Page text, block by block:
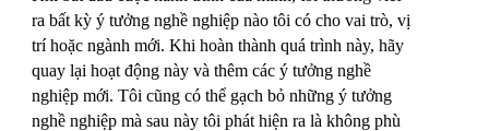
ra bất kỳ ý tưởng nghề nghiệp nào tôi có cho vai trò, vị
trí hoặc ngành mới. Khi hoàn thành quá trình này, hãy
quay lại hoạt động này và thêm các ý tưởng nghề
nghiệp mới. Tôi cũng có thể gạch bỏ những ý tưởng
nghề nghiệp mà sau này tôi phát hiện ra là không phù